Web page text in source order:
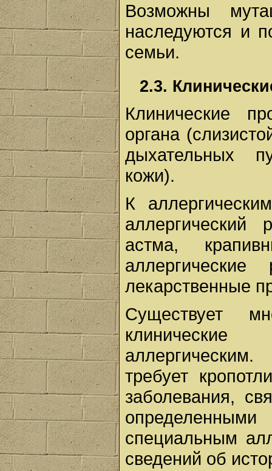
Возможны
наследуются и
семьи.
2.3.
Клинические
органа
дыхательных
кожи).
К
аллергический
астма,
лекарственные
Существует
требует
заболевания,
специальным
сведений об